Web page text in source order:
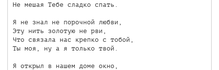
Не мешая Тебе сладко спать.
Я не знал не порочной любви,
Эту нить золотую не рви,
Что связала нас крепко с тобой,
Ты моя, ну а я только твой.
Я открыл в нашем доме окно,